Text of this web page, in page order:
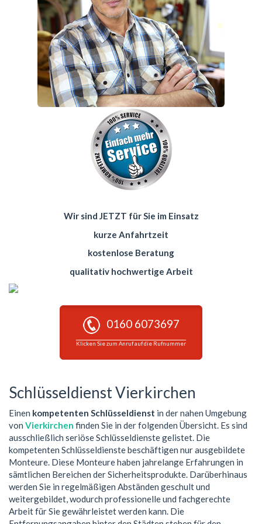
Wir sind JETZT für Sie im Einsatz
kurze Anfahrtzeit
kostenlose Beratung
qualitativ hochwertige Arbeit
0160 6073697
Klicken Sie zum Anruf auf die Rufnummer
Schlüsseldienst Vierkirchen
Einen kompetenten Schlüsseldienst in der nahen Umgebung
von Vierkirchen finden Sie in der folgenden Übersicht. Es sind
ausschließlich seriöse Schlüsseldienste gelistet. Die
kompetenten Schlüsseldienste beschäftigen nur ausgebildete
Monteure. Diese Monteure haben jahrelange Erfahrungen in
sämtlichen Bereichen der Sicherheitsprodukte. Darüberhinaus
werden Sie in regelmäßigen Abständen geschult und
weitergebildet, wodurch professionelle und fachgerechte
Arbeit für Sie gewährleistet werden kann. Die